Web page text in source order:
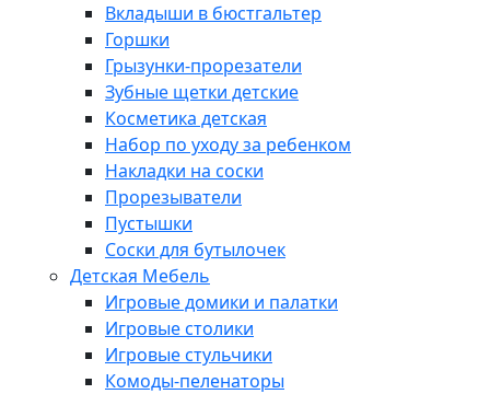
Вкладыши в бюстгальтер
Горшки
Грызунки-прорезатели
Зубные щетки детские
Косметика детская
Набор по уходу за ребенком
Накладки на соски
Прорезыватели
Пустышки
Соски для бутылочек
Детская Мебель
Игровые домики и палатки
Игровые столики
Игровые стульчики
Комоды-пеленаторы